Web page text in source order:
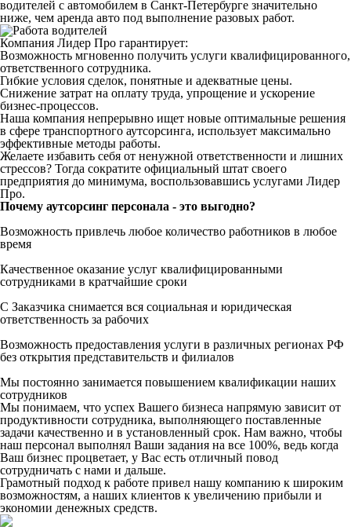
водителей с автомобилем в Санкт-Петербурге значительно
ниже, чем аренда авто под выполнение разовых работ.
Компания Лидер Про гарантирует:
Возможность мгновенно получить услуги квалифицированного,
ответственного сотрудника.
Гибкие условия сделок, понятные и адекватные цены.
Снижение затрат на оплату труда, упрощение и ускорение
бизнес-процессов.
Наша компания непрерывно ищет новые оптимальные решения
в сфере транспортного аутсорсинга, использует максимально
эффективные методы работы.
Желаете избавить себя от ненужной ответственности и лишних
стрессов? Тогда сократите официальный штат своего
предприятия до минимума, воспользовавшись услугами Лидер
Про.
Почему аутсорсинг персонала - это выгодно?
Возможность привлечь любое количество работников в любое
время
Качественное оказание услуг квалифицированными
сотрудниками в кратчайшие сроки
С Заказчика снимается вся социальная и юридическая
ответственность за рабочих
Возможность предоставления услуги в различных регионах РФ
без открытия представительств и филиалов
Мы постоянно занимается повышением квалификации наших
сотрудников
Мы понимаем, что успех Вашего бизнеса напрямую зависит от
продуктивности сотрудника, выполняющего поставленные
задачи качественно и в установленный срок. Нам важно, чтобы
наш персонал выполнял Ваши задания на все 100%, ведь когда
Ваш бизнес процветает, у Вас есть отличный повод
сотрудничать с нами и дальше.
Грамотный подход к работе привел нашу компанию к широким
возможностям, а наших клиентов к увеличению прибыли и
экономии денежных средств.